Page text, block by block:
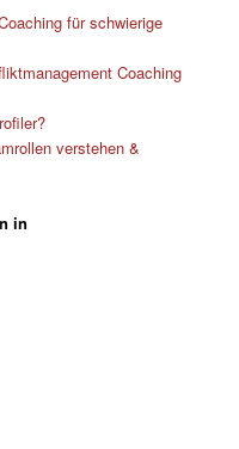
für schwierige
Coaching
verstehen &
in